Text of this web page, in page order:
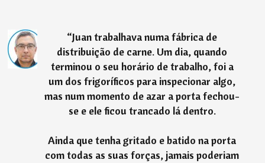
“Juan trabalhava numa fábrica de
distribuição de carne. Um dia, quando
terminou o seu horário de trabalho, foi a
um dos frigoríficos para inspecionar algo,
mas num momento de azar a porta fechou-
se e ele ficou trancado lá dentro.
Ainda que tenha gritado e batido na porta
com todas as suas forças, jamais poderiam